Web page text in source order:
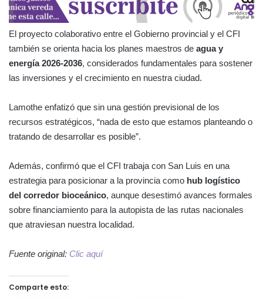
El proyecto colaborativo entre el Gobierno provincial y el CFI
también se orienta hacia los planes maestros de agua y
energía 2026-2036, considerados fundamentales para sostener
las inversiones y el crecimiento en nuestra ciudad.
Lamothe enfatizó que sin una gestión previsional de los
recursos estratégicos, “nada de esto que estamos planteando o
tratando de desarrollar es posible”.
Además, confirmó que el CFI trabaja con San Luis en una
estrategia para posicionar a la provincia como hub logístico
del corredor bioceánico, aunque desestimó avances formales
sobre financiamiento para la autopista de las rutas nacionales
que atraviesan nuestra localidad.
Fuente original: Clic aquí
Comparte esto: